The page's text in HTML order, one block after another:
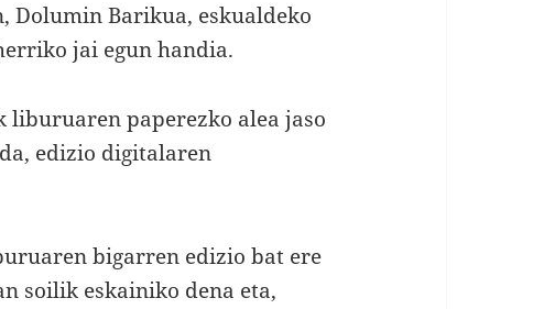
Dolumin Barikua, eskualdeko
jai egun handia.
liburuaren paperezko alea jaso
edizio digitalaren
bigarren edizio bat ere
soilik eskainiko dena eta,